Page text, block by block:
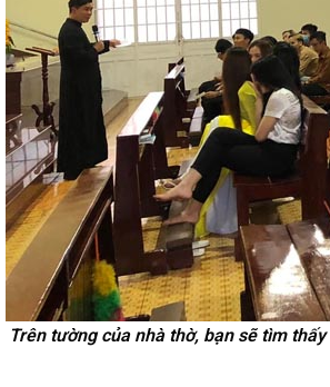
Trên tường của nhà thờ, bạn sẽ tìm